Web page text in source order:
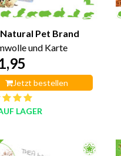
Pet Brand
und Karte
Jetzt bestellen
LAGER